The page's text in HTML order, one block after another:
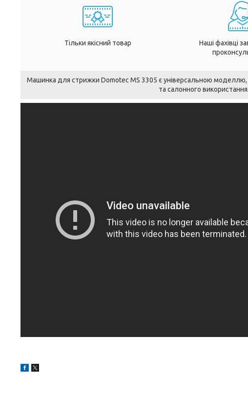
Тільки якісний товар
Наші фахівці
Машинка для стрижки Domotec MS 3305 є універсальною
та салонного використання.